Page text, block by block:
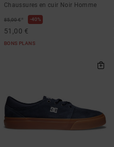
Chaussures en cuir Noir Homme
85,00 €* 40%
51,00 €
BONS PLANS